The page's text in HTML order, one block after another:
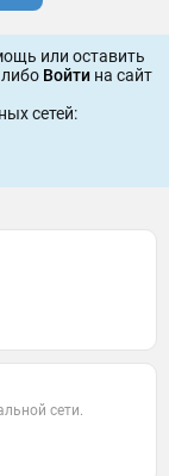
или оставить
либо Войти на сайт
сетей:
сети.